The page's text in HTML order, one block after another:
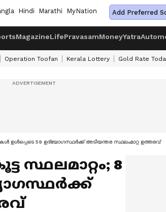
Hindi Marathi MyNation Add Preferred
MagazineLifePravasamMoneyYatra
Operation Toofan Kerala Lottery Gold Rate
ഉൾപ്പെടെ 59 ഉദ്യോഗസ്ഥര്‍ക്ക് അടിയന്തര സ്ഥലംമാറ്റ ഉത്തരവ്
8